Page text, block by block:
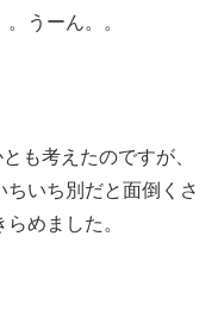
うーん。。
も考えたのですが、
いち別だと面倒くさ
めました。